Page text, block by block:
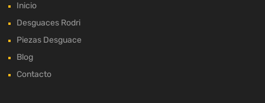
Inicio
Desguaces Rodri
Piezas Desguace
Blog
Contacto